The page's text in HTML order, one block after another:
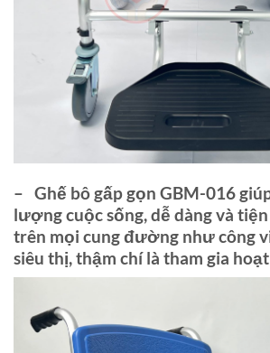
– Ghế bô gấp gọn GBM-016
lượng cuộc sống, dễ dàng và
trên mọi cung đường như công
siêu thị, thậm chí là tham gia